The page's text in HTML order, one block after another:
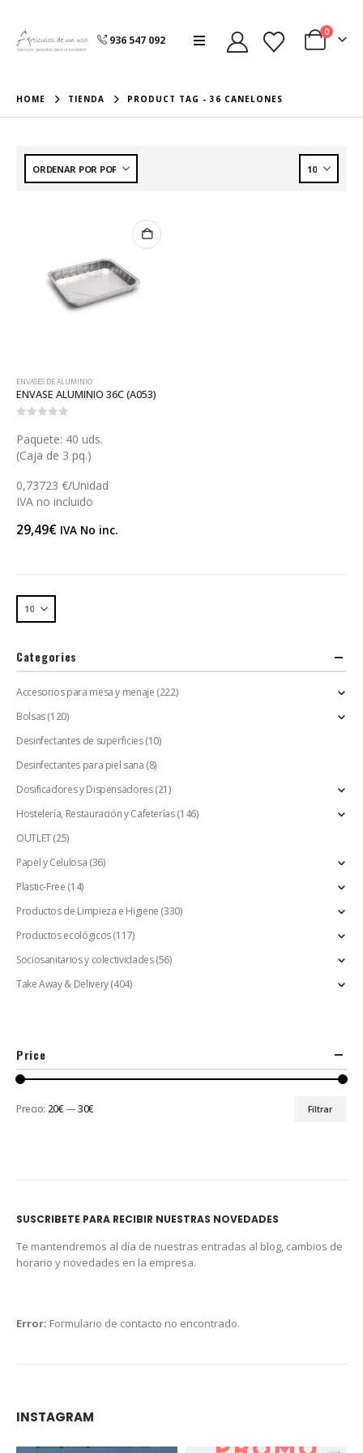
936 547 092
0
HOME TIENDA PRODUCT TAG -36 CANELONES
ENVASES DE ALUMINIO
ENVASE ALUMINIO 36C (A053)
Paquete: 40 uds.
(Caja de 3 pq.)
0,73723 €/Unidad
IVA no incluido
29,49€ IVA No inc.
Categories
Accesorios para mesa y menaje (222)
Bolsas(120)
Desinfectantes de superficies (10)
Desinfectantes para piel sana (8)
Dosificadores y Dispensadores (21)
Hostelería, Restauración y Cafeterías(146)
OUTLET(25)
Papel y Celulosa (36)
Plastic-Free (14)
Productos de Limpieza e Higiene (330)
Productos ecológicos(117)
Sociosanitarios y colectividades (56)
Take Away & Delivery(404)
Price
Filtrar
Precio: 20€ —30€
SUSCRIBETE PARA RECIBIR NUESTRAS NOVEDADES
Te mantendremos al día de nuestras entradas al blog, cambios de
horario y novedades en la empresa.
Error: Formulario de contacto no encontrado.
INSTAGRAM